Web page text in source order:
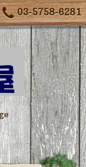
03-5758-6281